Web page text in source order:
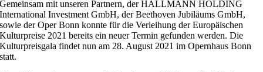
Gemeinsam mit unseren Partnern, der HALLMANN HOLDING
International Investment GmbH, der Beethoven Jubiläums GmbH,
sowie der Oper Bonn konnte für die Verleihung der Europäischen
Kulturpreise 2021 bereits ein neuer Termin gefunden werden. Die
Kulturpreisgala findet nun am 28. August 2021 im Opernhaus Bonn
statt.